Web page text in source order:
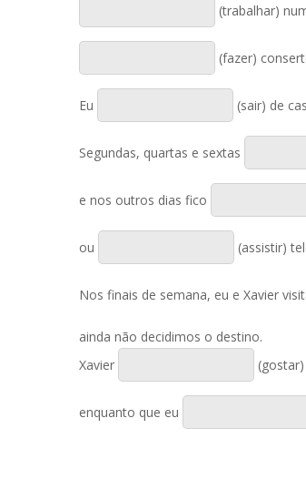
(trabalhar)
(fazer)
Eu (sair) de
Segundas, quartas e sextas
e nos outros dias fico
ou (assistir)
Nos finais de semana, eu e Xavier
ainda não decidimos o destino.
Xavier
enquanto que eu